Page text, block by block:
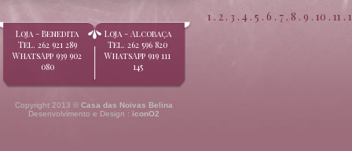
Loja - Benedita
Tel. 262 921 289
WhatsApp 939 902
080
Loja - Alcobaça
Tel. 262 596 820
WhatsApp 919 111
145
Copyright 2013 © Casa das Noivas Belina
Desenvolvimento e Design : iconO2
1 . 2. 3 . 4. 5 . 6 . 7. 8 . 9 . 10 . 11 .